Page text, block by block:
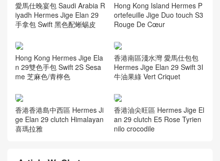
愛馬仕晚宴包 Saudi Arabia R
iyadh Hermes Jige Elan 29
手拿包 Swift 黑色配蜥蜴皮
Hong Kong Island Hermes P
ortefeuille Jige Duo touch S3
Rouge De Cœur
Hong Kong Hermes Jige Ela
n 29雙色手包 Swift 2S Sesa
me 芝麻色/青檸色
香港南區淺水灣 愛馬仕包包
Hermes Jige Elan 29 Swift 3I
牛油果綠 Vert Criquet
香港香港島中西區 Hermes Ji
ge Elan 29 clutch Himalayan
喜瑪拉雅
香港油尖旺區 Hermes Jige El
an 29 clutch E5 Rose Tyrien
nilo crocodile